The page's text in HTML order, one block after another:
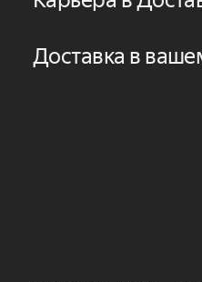
Доставка в